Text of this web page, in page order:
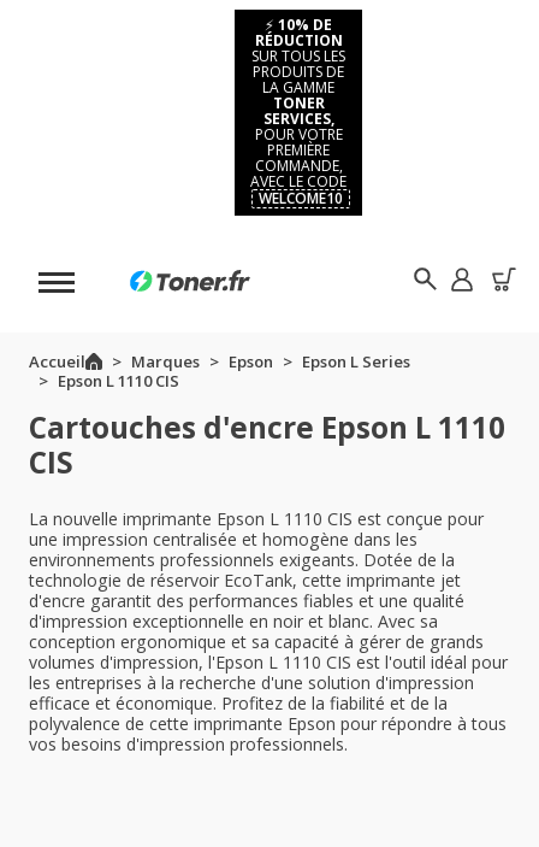
⚡ 10% DE
RÉDUCTION
SUR TOUS LES
PRODUITS DE
LA GAMME
TONER
SERVICES,
POUR VOTRE
PREMIÈRE
COMMANDE,
AVEC LE CODE
WELCOME10
Accueil Marques Epson
Epson L Series
Epson L 1110 CIS
Cartouches d'encre Epson L 1110
CIS
La nouvelle imprimante Epson L 1110 CIS est conçue pour
une impression centralisée et homogène dans les
environnements professionnels exigeants. Dotée de la
technologie de réservoir EcoTank, cette imprimante jet
d'encre garantit des performances fiables et une qualité
d'impression exceptionnelle en noir et blanc. Avec sa
conception ergonomique et sa capacité à gérer de grands
volumes d'impression, l'Epson L 1110 CIS est l'outil idéal pour
les entreprises à la recherche d'une solution d'impression
efficace et économique. Profitez de la fiabilité et de la
polyvalence de cette imprimante Epson pour répondre à tous
vos besoins d'impression professionnels.